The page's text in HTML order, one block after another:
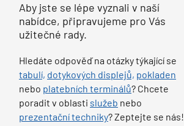
Aby jste se lépe vyznali v naší
nabídce, připravujeme pro Vás
užitečné rady.
Hledáte odpověď na otázky týkající se
tabulí, dotykových displejů, pokladen
nebo platebních terminálů? Chcete
poradit v oblasti služeb nebo
prezentační techniky? Zeptejte se nás!